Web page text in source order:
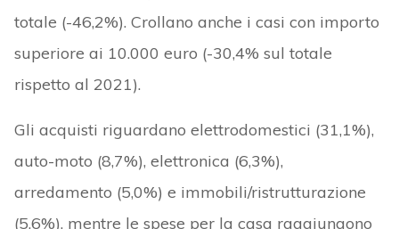
totale (-46,2%). Crollano anche i casi con importo
superiore ai 10.000 euro (-30,4% sul totale
rispetto al 2021).
Gli acquisti riguardano elettrodomestici (31,1%),
auto-moto (8,7%), elettronica (6,3%),
arredamento (5,0%) e immobili/ristrutturazione
(5,6%), mentre le spese per la casa raggiungono